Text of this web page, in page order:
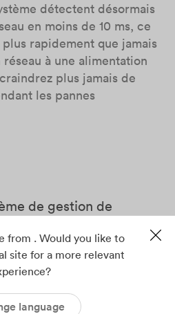
détectent désormais
en moins de 10 ms, ce
rapidement que jamais
à une alimentation
plus jamais de
les pannes
de gestion de
d’onduleurs hybrides
(3-6 kW), intègre un
from . Would you like to
site for a more relevant
language